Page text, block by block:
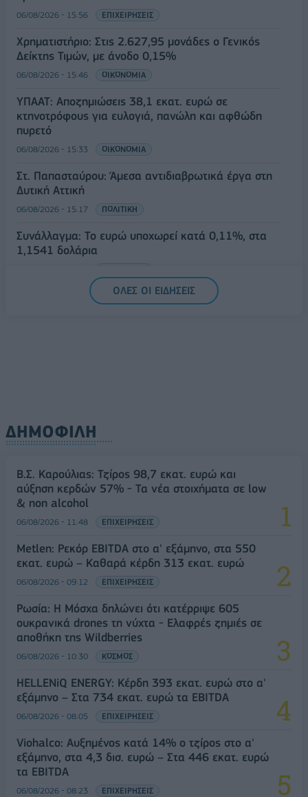
06/08/2026 - 15:56 ΕΠΙΧΕΙΡΗΣΕΙΣ
Χρηματιστήριο: Στις 2.627,95 μονάδες ο Γενικός
Δείκτης Τιμών, με άνοδο 0,15%
06/08/2026 - 15:46 ΟΙΚΟΝΟΜΙΑ
ΥΠΑΑΤ: Αποζημιώσεις 38,1 εκατ. ευρώ σε
κτηνοτρόφους για ευλογιά, πανώλη και αφθώδη
πυρετό
06/08/2026 - 15:33 ΟΙΚΟΝΟΜΙΑ
Στ. Παπασταύρου: Άμεσα αντιδιαβρωτικά έργα στη
Δυτική Αττική
06/08/2026 - 15:17 ΠΟΛΙΤΙΚΗ
Συνάλλαγμα: Το ευρώ υποχωρεί κατά 0,11%, στα
1,1541 δολάρια
ΟΛΕΣ ΟΙ ΕΙΔΗΣΕΙΣ
ΔΗΜΟΦΙΛΗ
Β.Σ. Καρούλιας: Τζίρος 98,7 εκατ. ευρώ και
αύξηση κερδών 57% - Τα νέα στοιχήματα σε low
& non alcohol
06/08/2026 - 11:48 ΕΠΙΧΕΙΡΗΣΕΙΣ
Metlen: Ρεκόρ EBITDA στο α' εξάμηνο, στα 550
εκατ. ευρώ – Καθαρά κέρδη 313 εκατ. ευρώ
06/08/2026 - 09:12 ΕΠΙΧΕΙΡΗΣΕΙΣ
Ρωσία: Η Μόσχα δηλώνει ότι κατέρριψε 605
ουκρανικά drones τη νύχτα - Ελαφρές ζημιές σε
αποθήκη της Wildberries
06/08/2026 - 10:30 ΚΟΣΜΟΣ
HELLENiQ ENERGY: Κέρδη 393 εκατ. ευρώ στο α'
εξάμηνο – Στα 734 εκατ. ευρώ τα EBITDA
06/08/2026 - 08:05 ΕΠΙΧΕΙΡΗΣΕΙΣ
Viohalco: Αυξημένος κατά 14% ο τζίρος στο α'
εξάμηνο, στα 4,3 δισ. ευρώ – Στα 446 εκατ. ευρώ
τα EBITDA
06/08/2026 - 08:23 ΕΠΙΧΕΙΡΗΣΕΙΣ